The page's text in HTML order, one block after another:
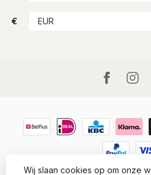
€
© Copyright 2026 Houtkamp
Wij slaan cookies op om onze